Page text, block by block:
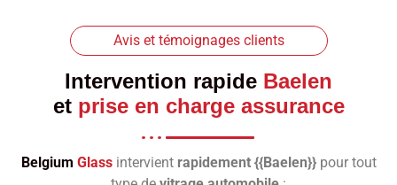
Avis et témoignages clients
Intervention rapide Baelen
et prise en charge assurance
Belgium Glassintervient rapidement {{Baelen}}pour tout